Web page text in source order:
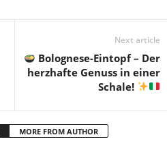
Next article
Bolognese-Eintopf – Der
herzhafte Genuss in einer
Schale!
MORE FROM AUTHOR